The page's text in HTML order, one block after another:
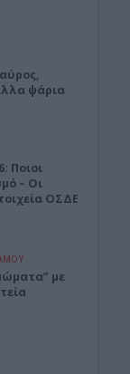
ψάρια
Ποιοι
– Οι
ΟΣΔΕ
με